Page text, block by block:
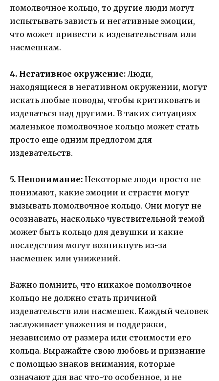
помолвочное кольцо, то другие люди могут
испытывать зависть и негативные эмоции,
что может привести к издевательствам или
насмешкам.
4. Негативное окружение: Люди,
находящиеся в негативном окружении, могут
искать любые поводы, чтобы критиковать и
издеваться над другими. В таких ситуациях
маленькое помолвочное кольцо может стать
просто еще одним предлогом для
издевательств.
5. Непонимание: Некоторые люди просто не
понимают, какие эмоции и страсти могут
вызывать помолвочное кольцо. Они могут не
осознавать, насколько чувствительной темой
может быть кольцо для девушки и какие
последствия могут возникнуть из-за
насмешек или унижений.
Важно помнить, что никакое помолвочное
кольцо не должно стать причиной
издевательств или насмешек. Каждый человек
заслуживает уважения и поддержки,
независимо от размера или стоимости его
кольца. Выражайте свою любовь и признание
с помощью знаков внимания, которые
означают для вас что-то особенное, и не